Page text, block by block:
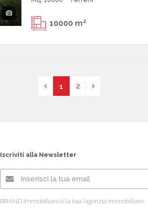
10000 m²
1 2
Iscriviti alla Newsletter
BRAND Immobiliare è la tua Agenzia Immobiliare.